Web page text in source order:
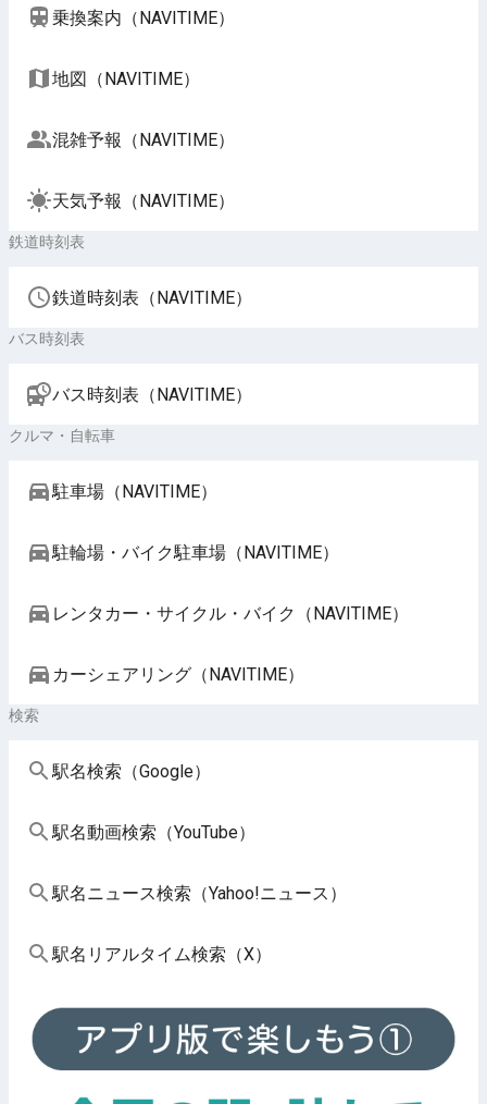
乗換案内（NAVITIME）
地図（NAVITIME）
混雑予報（NAVITIME）
天気予報（NAVITIME）
鉄道時刻表
鉄道時刻表（NAVITIME）
バス時刻表
バス時刻表（NAVITIME）
クルマ・自転車
駐車場（NAVITIME）
駐輪場・バイク駐車場（NAVITIME）
レンタカー・サイクル・バイク（NAVITIME）
カーシェアリング（NAVITIME）
検索
駅名検索（Google）
駅名動画検索（YouTube）
駅名ニュース検索（Yahoo!ニュース）
駅名リアルタイム検索（X）